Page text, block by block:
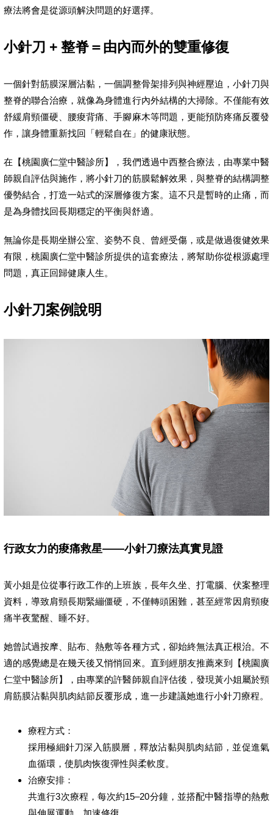
療法將會是從源頭解決問題的好選擇。
小針刀 + 整脊＝由內而外的雙重修復
一個針對筋膜深層沾黏，一個調整骨架排列與神經壓迫，小針刀與
整脊的聯合治療，就像為身體進行內外結構的大掃除。不僅能有效
舒緩肩頸僵硬、腰痠背痛、手腳麻木等問題，更能預防疼痛反覆發
作，讓身體重新找回「輕鬆自在」的健康狀態。
在【桃園廣仁堂中醫診所】，我們透過中西整合療法，由專業中醫
師親自評估與施作，將小針刀的筋膜鬆解效果，與整脊的結構調整
優勢結合，打造一站式的深層修復方案。這不只是暫時的止痛，而
是為身體找回長期穩定的平衡與舒適。
無論你是長期坐辦公室、姿勢不良、曾經受傷，或是做過復健效果
有限，桃園廣仁堂中醫診所提供的這套療法，將幫助你從根源處理
問題，真正回歸健康人生。
小針刀案例說明
行政女力的痠痛救星——小針刀療法真實見證
黃小姐是位從事行政工作的上班族，長年久坐、打電腦、伏案整理
資料，導致肩頸長期緊繃僵硬，不僅轉頭困難，甚至經常因肩頸痠
痛半夜驚醒、睡不好。
她曾試過按摩、貼布、熱敷等各種方式，卻始終無法真正根治。不
適的感覺總是在幾天後又悄悄回來。直到經朋友推薦來到【桃園廣
仁堂中醫診所】，由專業的許醫師親自評估後，發現黃小姐屬於頸
肩筋膜沾黏與肌肉結節反覆形成，進一步建議她進行小針刀療程。
療程方式：
採用極細針刀深入筋膜層，釋放沾黏與肌肉結節，並促進氣
血循環，使肌肉恢復彈性與柔軟度。
治療安排：
共進行3次療程，每次約15–20分鐘，並搭配中醫指導的熱敷